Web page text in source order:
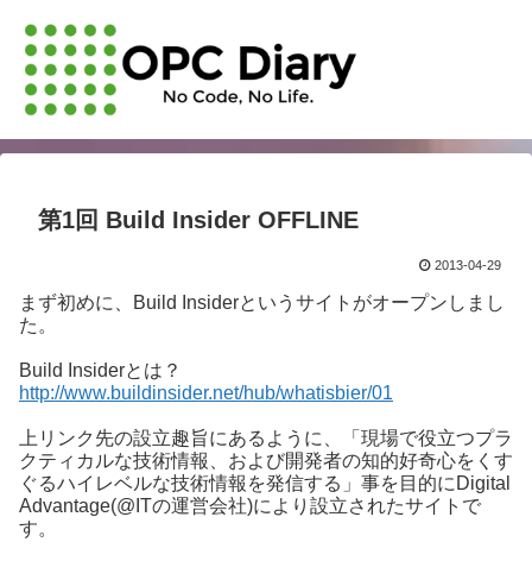
第1回 Build Insider OFFLINE
2013-04-29
まず初めに、Build Insiderというサイトがオープンしまし
た。
Build Insiderとは？
http://www.buildinsider.net/hub/whatisbier/01
上リンク先の設立趣旨にあるように、「現場で役立つプラ
クティカルな技術情報、および開発者の知的好奇心をくす
ぐるハイレベルな技術情報を発信する」事を目的にDigital
Advantage(@ITの運営会社)により設立されたサイトで
す。